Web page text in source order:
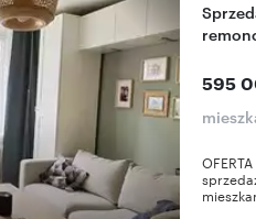
Sprzedam komfortowe 46 m² mieszkanie po
595